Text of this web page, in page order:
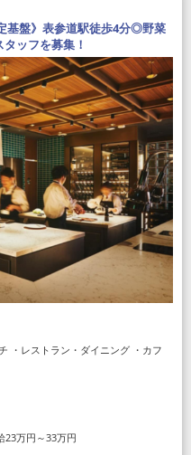
基盤》表参道駅徒歩4分◎野菜
ッフを募集！
・レストラン・ダイニング ・カフ
23万円～33万円